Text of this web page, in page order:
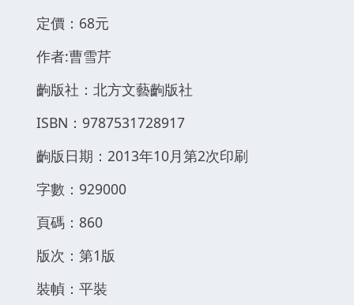
定價：68元
作者:曹雪芹
齣版社：北方文藝齣版社
ISBN：9787531728917
齣版日期：2013年10月第2次印刷
字數：929000
頁碼：860
版次：第1版
裝幀：平裝